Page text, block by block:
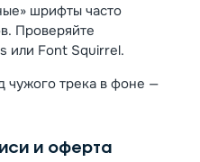
шрифты часто
Проверяйте
или Font Squirrel.
чужого трека в фоне —
и оферта